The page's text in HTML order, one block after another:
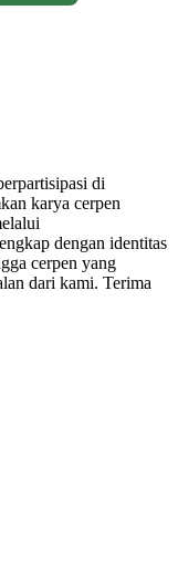
di
karya cerpen
dengan identitas
cerpen yang
dari kami. Terima